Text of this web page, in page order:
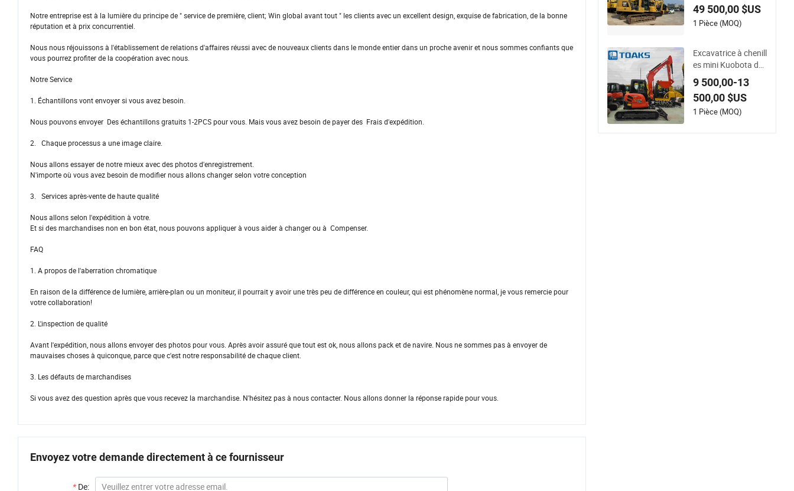
Notre entreprise est à la lumière du principe de " service de première, client; Win global avant tout " les clients avec un excellent design, exquise de fabrication, de la bonne
réputation et à prix concurrentiel.
Nous nous réjouissons à l'établissement de relations d'affaires réussi avec de nouveaux clients dans le monde entier dans un proche avenir et nous sommes confiants que
vous pourrez profiter de la coopération avec nous.
Notre Service
1. Échantillons vont envoyer si vous avez besoin.
Nous pouvons envoyer Des échantillons gratuits 1-2PCS pour vous. Mais vous avez besoin de payer des Frais d'expédition.
2. Chaque processus a une image claire.
Nous allons essayer de notre mieux avec des photos d'enregistrement.
N'importe où vous avez besoin de modifier nous allons changer selon votre conception
3. Services après-vente de haute qualité
Nous allons selon l'expédition à votre.
Et si des marchandises non en bon état, nous pouvons appliquer à vous aider à changer ou à Compenser.
FAQ
1. A propos de l'aberration chromatique
En raison de la différence de lumière, arrière-plan ou un moniteur, il pourrait y avoir une très peu de différence en couleur, qui est phénomène normal, je vous remercie pour
votre collaboration!
2. L'inspection de qualité
Avant l'expédition, nous allons envoyer des photos pour vous. Après avoir assuré que tout est ok, nous allons pack et de navire. Nous ne sommes pas à envoyer de
mauvaises choses à quiconque, parce que c'est notre responsabilité de chaque client.
3. Les défauts de marchandises
Si vous avez des question après que vous recevez la marchandise. N'hésitez pas à nous contacter. Nous allons donner la réponse rapide pour vous.
Envoyez votre demande directement à ce fournisseur
* De:
ateur
49 500,00 $US
1 Pièce (MOQ)
Excavatrice à chenill
es mini Kuobota d&
#39;occasion du Ja
pon Kx155 Kx165 K
x135 Kx183 Kx163
pour la constructio
ent paysager et le tr
9 500,00-13
500,00 $US
1 Pièce (MOQ)